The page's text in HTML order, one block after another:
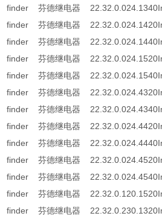
finder 芬德继电器
finder 芬德继电器
finder 芬德继电器
finder 芬德继电器
finder 芬德继电器
finder 芬德继电器
finder 芬德继电器
finder 芬德继电器
finder 芬德继电器
finder 芬德继电器
finder 芬德继电器
finder 芬德继电器
finder 芬德继电器